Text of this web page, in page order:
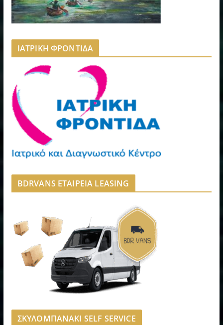
ΙΑΤΡΙΚΗ ΦΡΟΝΤΙΔΑ
BDRVANS ΕΤΑΙΡΕΙΑ LEASING
ΣΚΥΛΟΜΠΑΝΑΚΙ SELF SERVICE